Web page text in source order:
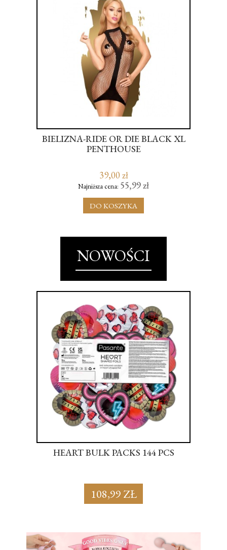
BIELIZNA-RIDE OR DIE BLACK XL
PENTHOUSE
39,00 zł
Najniższa cena: 55,99 zł
DO KOSZYKA
NOWOŚCI
HEART BULK PACKS 144 PCS
108,99 ZŁ